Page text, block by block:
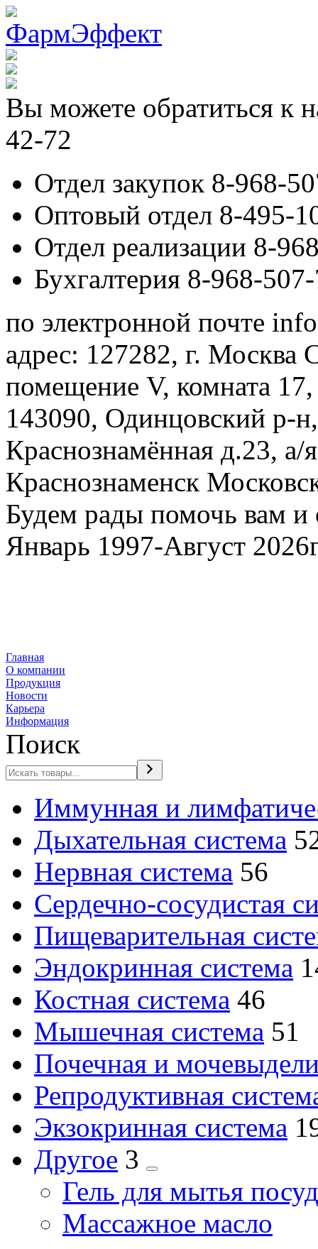
Вы можете обратиться к
42-72
Отдел закупок 8-968-
Оптовый отдел 8-495-
Отдел реализации 8-
Бухгалтерия 8-968-
по электронной почте
адрес: 127282, г. Москва
помещение V, комната
143090, Одинцовский р-
Краснознамённая д.23, а/
Краснознаменск
Будем рады помочь вам и
Январь 1997-Август
Главная
О компании
Продукция
Новости
Карьера
Информация
Поиск
Иммунная и
Дыхательная система
Нервная система 56
Сердечно-сосудистая
Пищеварительная
Эндокринная система
Костная система 46
Мышечная система 51
Почечная и
Репродуктивная
Экзокринная система
Другое 3
Гель для мытья
Массажное масло